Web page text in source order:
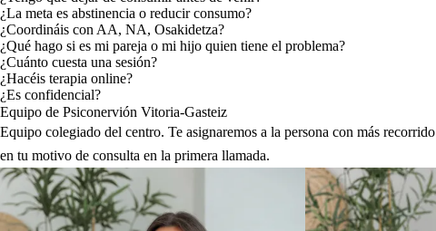
¿La meta es abstinencia o reducir consumo?
¿Coordináis con AA, NA, Osakidetza?
¿Qué hago si es mi pareja o mi hijo quien tiene el problema?
¿Cuánto cuesta una sesión?
¿Hacéis terapia online?
¿Es confidencial?
Equipo de Psiconervión Vitoria-Gasteiz
Equipo colegiado del centro. Te asignaremos a la persona con más recorrido
en tu motivo de consulta en la primera llamada.